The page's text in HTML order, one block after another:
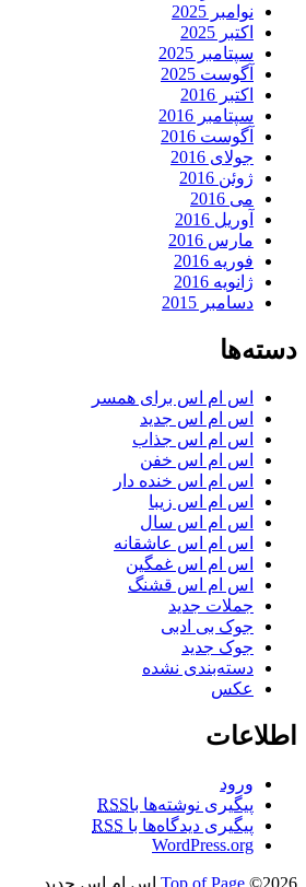
نوامبر 2025
اکتبر 2025
سپتامبر 2025
آگوست 2025
اکتبر 2016
سپتامبر 2016
آگوست 2016
جولای 2016
ژوئن 2016
می 2016
آوریل 2016
مارس 2016
فوریه 2016
ژانویه 2016
دسامبر 2015
دسته‌ها
اس ام اس برای همسر
اس ام اس جدید
اس ام اس جذاب
اس ام اس خفن
اس ام اس خنده دار
اس ام اس زیبا
اس ام اس سال
اس ام اس عاشقانه
اس ام اس غمگین
اس ام اس قشنگ
جملات جدید
جوک بی ادبی
جوک جدید
دسته‌بندی نشده
عکس
اطلاعات
ورود
پیگیری نوشته‌ها باRSS
پیگیری دیدگاه‌ها با RSS
WordPress.org
Top of Page ©2026 اس ام اس جدید